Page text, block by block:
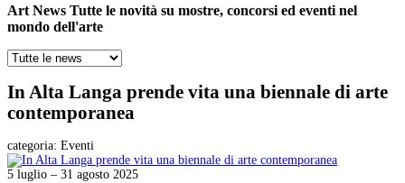
Art News Tutte le novità su mostre, concorsi ed eventi nel
mondo dell'arte
In Alta Langa prende vita una biennale di arte
contemporanea
categoria: Eventi
5 luglio – 31 agosto 2025